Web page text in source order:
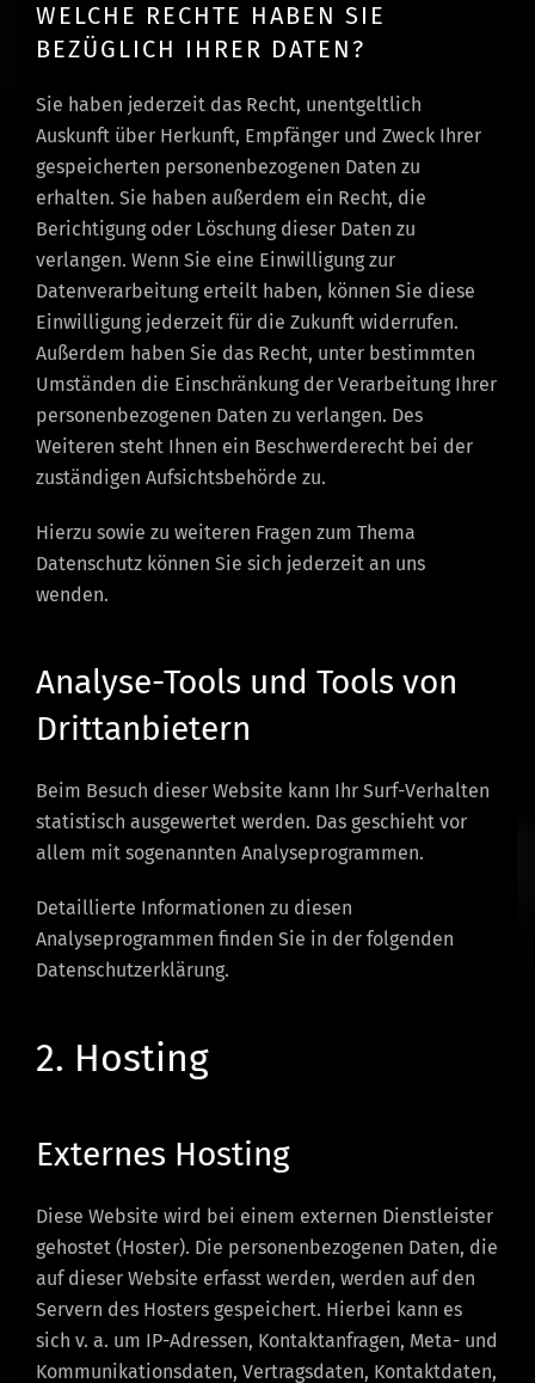
WELCHE RECHTE HABEN SIE
BEZÜGLICH IHRER DATEN?
Sie haben jederzeit das Recht, unentgeltlich
Auskunft über Herkunft, Empfänger und Zweck Ihrer
gespeicherten personenbezogenen Daten zu
erhalten. Sie haben außerdem ein Recht, die
Berichtigung oder Löschung dieser Daten zu
verlangen. Wenn Sie eine Einwilligung zur
Datenverarbeitung erteilt haben, können Sie diese
Einwilligung jederzeit für die Zukunft widerrufen.
Außerdem haben Sie das Recht, unter bestimmten
Umständen die Einschränkung der Verarbeitung Ihrer
personenbezogenen Daten zu verlangen. Des
Weiteren steht Ihnen ein Beschwerderecht bei der
zuständigen Aufsichtsbehörde zu.
Hierzu sowie zu weiteren Fragen zum Thema
Datenschutz können Sie sich jederzeit an uns
wenden.
Analyse-Tools und Tools von
Dritt­anbietern
Beim Besuch dieser Website kann Ihr Surf-Verhalten
statistisch ausgewertet werden. Das geschieht vor
allem mit sogenannten Analyseprogrammen.
Detaillierte Informationen zu diesen
Analyseprogrammen finden Sie in der folgenden
Datenschutzerklärung.
2. Hosting
Externes Hosting
Diese Website wird bei einem externen Dienstleister
gehostet (Hoster). Die personenbezogenen Daten, die
auf dieser Website erfasst werden, werden auf den
Servern des Hosters gespeichert. Hierbei kann es
sich v. a. um IP-Adressen, Kontaktanfragen, Meta- und
Kommunikationsdaten, Vertragsdaten, Kontaktdaten,